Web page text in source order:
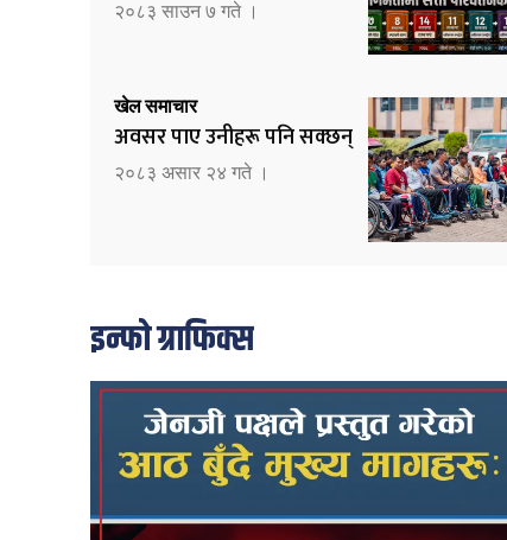
२०८३ साउन ७ गते ।
खेल समाचार
अवसर पाए उनीहरू पनि सक्छन्
२०८३ असार २४ गते ।
इन्फो ग्राफिक्स